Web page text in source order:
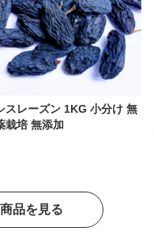
スレーズン 1KG 小分け 無
栽培 無添加
品を見る